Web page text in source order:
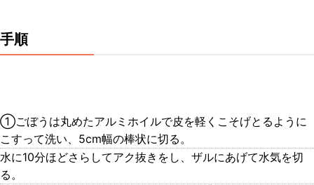
手順
①ごぼうは丸めたアルミホイルで皮を軽くこそげとるように
こすって洗い、5cm幅の棒状に切る。
水に10分ほどさらしてアク抜きをし、ザルにあげて水気を切
る。